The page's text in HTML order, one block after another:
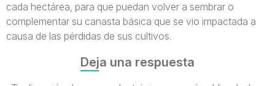
cada hectárea, para que puedan volver a sembrar o
complementar su canasta básica que se vio impactada a
causa de las pérdidas de sus cultivos.
Deja una respuesta